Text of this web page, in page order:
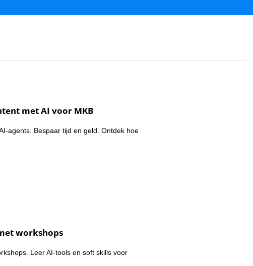
met AI voor MKB
agents. Bespaar tijd en geld. Ontdek hoe
workshops
Leer AI-tools en soft skills voor